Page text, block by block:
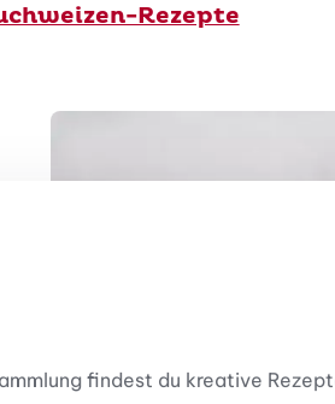
Rezepte
findest du kreative